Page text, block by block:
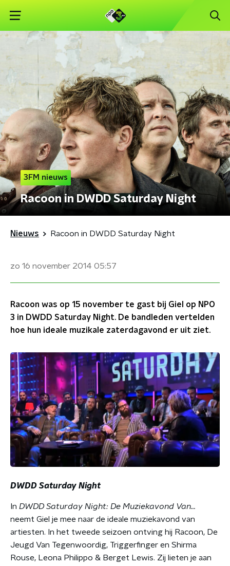
3FM nieuws
Racoon in DWDD Saturday Night
Nieuws Racoon in DWDD Saturday Night
zo 16 november 2014 05:57
Racoon was op 15 november te gast bij Giel op NPO
3 in DWDD Saturday Night. De bandleden vertelden
hoe hun ideale muzikale zaterdagavond er uit ziet.
DWDD Saturday Night
In DWDD Saturday Night: De Muziekavond Van...
neemt Giel je mee naar de ideale muziekavond van
artiesten. In het tweede seizoen ontving hij Racoon, De
Jeugd Van Tegenwoordig, Triggerfinger en Shirma
Rouse, Leona Philippo & Berget Lewis. Zij lieten je aan